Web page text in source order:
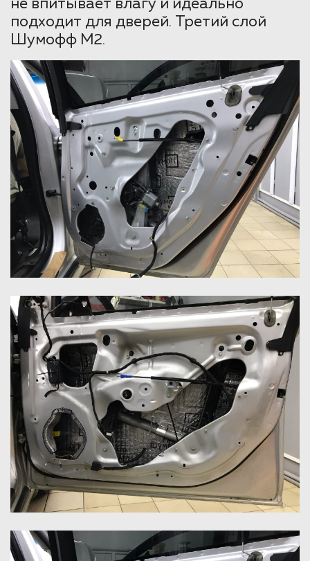
не впитывает влагу и идеально
подходит для дверей. Третий слой
Шумофф М2.